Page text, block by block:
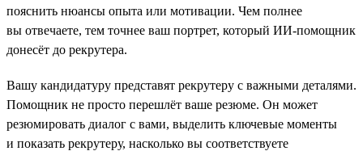
пояснить нюансы опыта или мотивации. Чем полнее
вы отвечаете, тем точнее ваш портрет, который ИИ-помощник
донесёт до рекрутера.
Вашу кандидатуру представят рекрутеру с важными деталями.
Помощник не просто перешлёт ваше резюме. Он может
резюмировать диалог с вами, выделить ключевые моменты
и показать рекрутеру, насколько вы соответствуете